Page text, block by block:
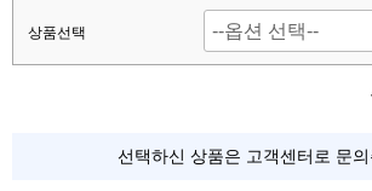
상품선택
선택하신 상품은 고객센터로 문의